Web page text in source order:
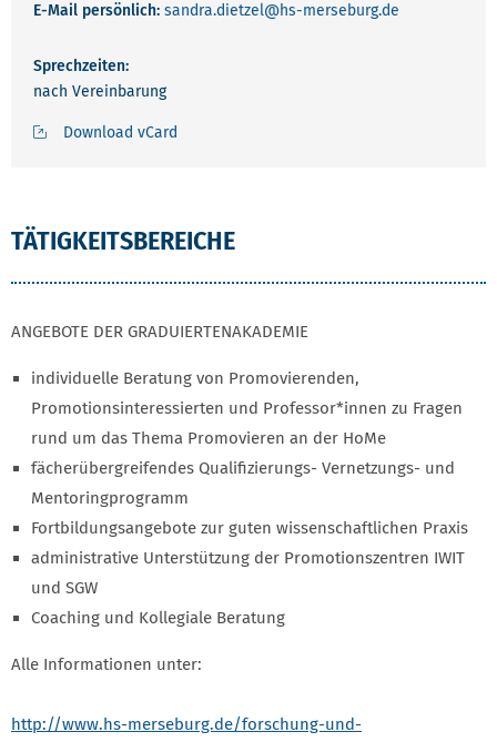
E-Mail persönlich: sandra.dietzel@hs-merseburg.de
Sprechzeiten:
nach Vereinbarung
Download vCard
TÄTIGKEITSBEREICHE
ANGEBOTE DER GRADUIERTENAKADEMIE
individuelle Beratung von Promovierenden,
Promotionsinteressierten und Professor*innen zu Fragen
rund um das Thema Promovieren an der HoMe
fächerübergreifendes Qualifizierungs- Vernetzungs- und
Mentoringprogramm
Fortbildungsangebote zur guten wissenschaftlichen Praxis
administrative Unterstützung der Promotionszentren IWIT
und SGW
Coaching und Kollegiale Beratung
Alle Informationen unter:
http://www.hs-merseburg.de/forschung-und-